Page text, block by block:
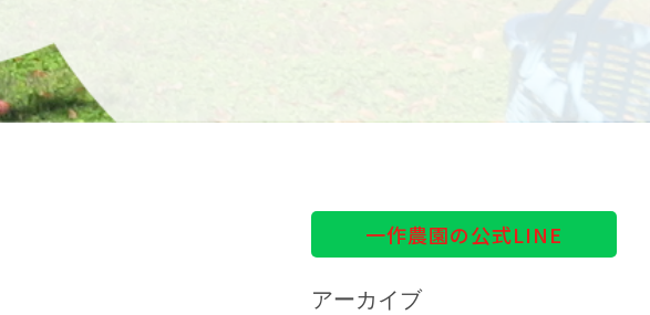
一作農園の公式LINE
アーカイブ